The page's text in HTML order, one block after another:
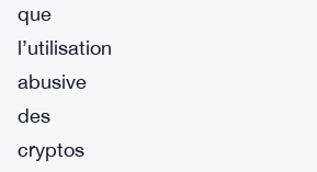
que
l’utilisation
abusive
des
cryptos